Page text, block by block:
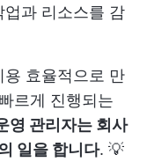
과 리소스를 감
효율적으로 만
르게 진행되는
영 관리자는 회사
일을 합니다. 💡